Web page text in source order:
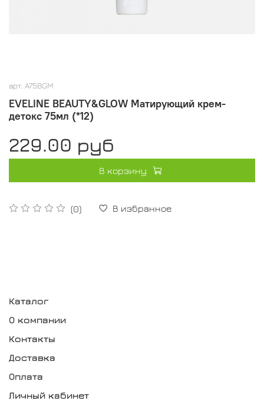
арт. A75BGM
EVELINE BEAUTY&GLOW Матирующий крем-
детокс 75мл (*12)
(0) В избранное
229.00 руб
В корзину
Каталог
О компании
Контакты
Доставка
Оплата
Личный кабинет